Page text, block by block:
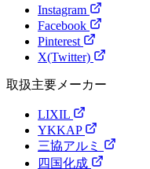
Instagram
Facebook
Pinterest
X(Twitter)
取扱主要メーカー
LIXIL
YKKAP
三協アルミ
四国化成